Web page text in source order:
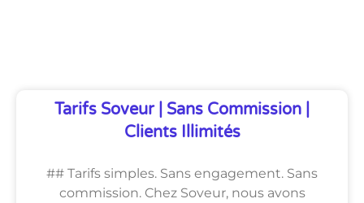
Tarifs Soveur | Sans Commission |
Clients Illimités
## Tarifs simples. Sans engagement. Sans
commission. Chez Soveur, nous avons